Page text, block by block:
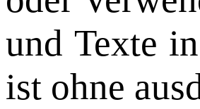
und Texte
ist ohne